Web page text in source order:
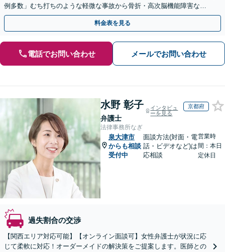
例多数」むち打ちのような軽微な事故から骨折・高次脳機能障害など
の重症事故まで、事故の規模に関わらず対応いたします
料金表を見る
電話でお問い合わせ メールでお問い合わせ
水野 彰子
弁護士
インタビュ
ーを見る
京都府
法律事務所なぎ
泉大津市
からも相談
受付中
面談方法(対面・電
話・ビデオなど)は
応相談
営業時
間：本日
定休日
過失割合の交渉
【関西エリア対応可能】【オンライン面談可】女性弁護士が状況に応
じて柔軟に対応！オーダーメイドの解決策をご提案します。医師との